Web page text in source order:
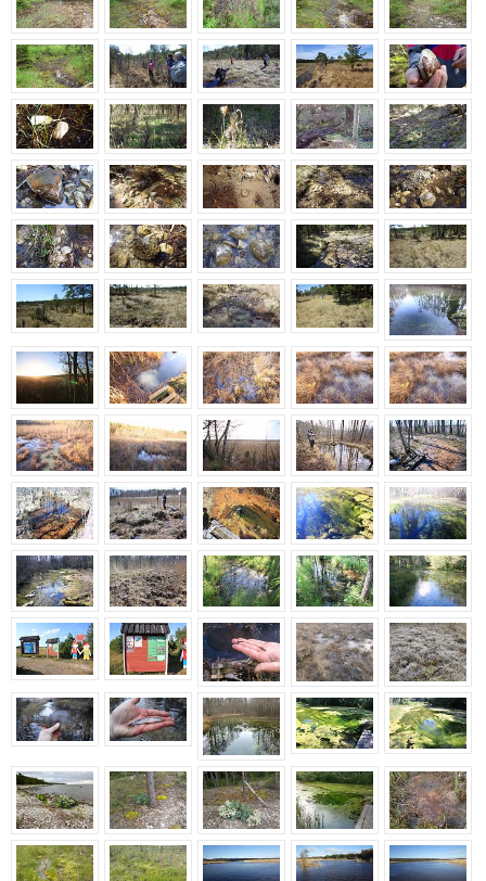
Allikasoo, Viidumäe, oktoober 2016